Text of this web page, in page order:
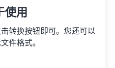
使用
转换按钮即可。您还可以
件格式。